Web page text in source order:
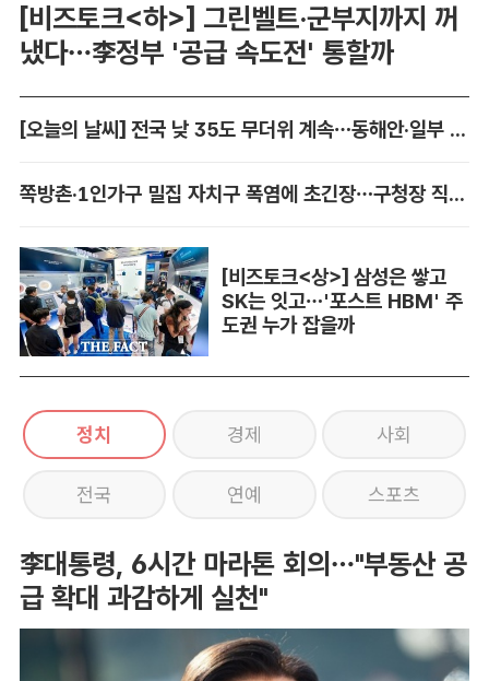
[비즈토크<하>] 그린벨트·군부지까지 꺼
냈다…李정부 '공급 속도전' 통할까
[오늘의 날씨] 전국 낮 35도 무더위 계속…동해안·일부 지역 비
쪽방촌·1인가구 밀집 자치구 폭염에 초긴장…구청장 직접 챙긴다
[비즈토크<상>] 삼성은 쌓고
SK는 잇고…'포스트 HBM' 주
도권 누가 잡을까
정치 경제 사회
전국 연예 스포츠
李대통령, 6시간 마라톤 회의…"부동산 공
급 확대 과감하게 실천"